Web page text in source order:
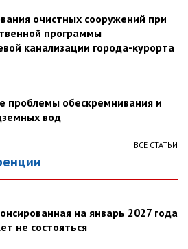
очистных сооружений при
программы
канализации города-курорта
проблемы обескремнивания и
вод
ВСЕ СТАТЬИ
на январь 2027 года
не состояться